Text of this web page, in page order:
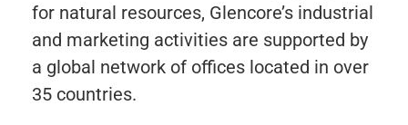
for natural resources, Glencore’s industrial
and marketing activities are supported by
a global network of offices located in over
35 countries.